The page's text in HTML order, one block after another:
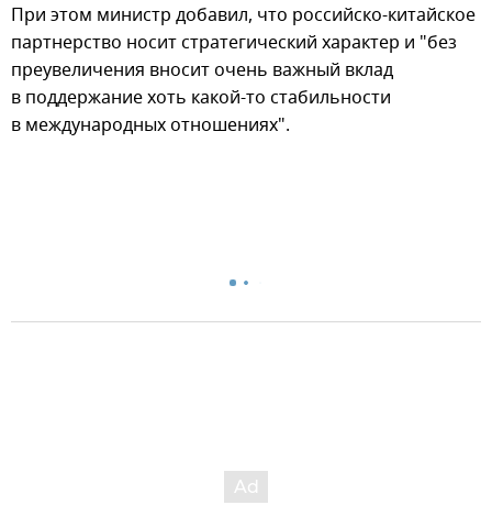
При этом министр добавил, что российско-китайское
партнерство носит стратегический характер и "без
преувеличения вносит очень важный вклад
в поддержание хоть какой-то стабильности
в международных отношениях".